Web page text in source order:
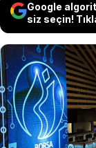
Google
siz seçin!